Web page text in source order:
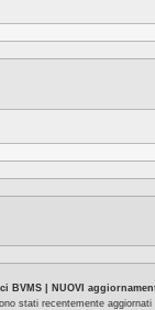
BVMS | NUOVI
stati recentemente